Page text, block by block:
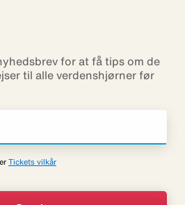
for at få tips om de
til alle verdenshjørner før
Tickets vilkår